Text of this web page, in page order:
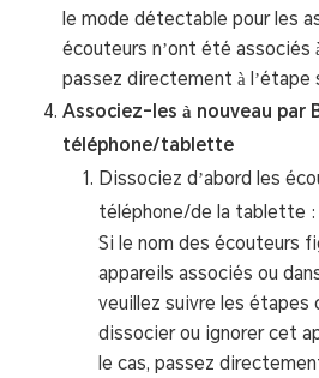
le mode détectable pour les
écouteurs n’ont été associés
passez directement à l’étape
Associez-les à nouveau par
téléphone/tablette
Dissociez d’abord les
téléphone/de la tablette :
Si le nom des écouteurs
appareils associés ou
veuillez suivre les étapes
dissocier ou ignorer cet
le cas, passez